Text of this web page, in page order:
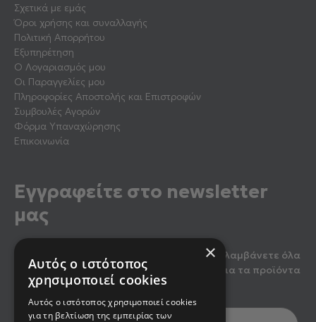
Σχετικά με εμάς
Όροι χρήσης και συναλλαγής
Πολιτική Απορρήτου
Εξυπηρέτηση
Ο Λογαριασμός μου
Οι Παραγγελίες μου
Πληροφορίες Αποστολής και Επιστροφών
Συμβουλές Αγορών
Φόρμα Υπαναχώρησης
Επικοινωνία
Εγγραφείτε στο newsletter
μας
Κάντε εγγραφή στο newsletter μας για να λαμβάνετε όλα
τα τελευταία νέα, καθώς και προσφορές για τα προϊόντα
μας.
×
Αυτός ο ιστότοπος
χρησιμοποιεί cookies
Αυτός ο ιστότοπος χρησιμοποιεί cookies
για τη βελτίωση της εμπειρίας των